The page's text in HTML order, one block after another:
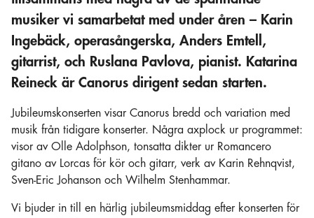
musiker vi samarbetat med under åren – Karin
Ingebäck, operasångerska, Anders Emtell,
gitarrist, och Ruslana Pavlova, pianist. Katarina
Reineck är Canorus dirigent sedan starten.
Jubileumskonserten visar Canorus bredd och variation med
musik från tidigare konserter. Några axplock ur programmet:
visor av Olle Adolphson, tonsatta dikter ur Romancero
gitano av Lorcas för kör och gitarr, verk av Karin Rehnqvist,
Sven-Eric Johanson och Wilhelm Stenhammar.
Vi bjuder in till en härlig jubileumsmiddag efter konserten för